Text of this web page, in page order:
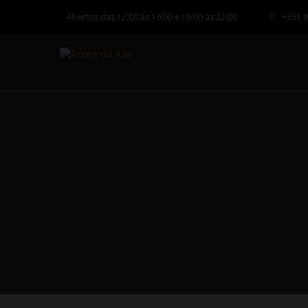
Abertos das 12:00 às 16:00 e 19:00 às 22:00 +351